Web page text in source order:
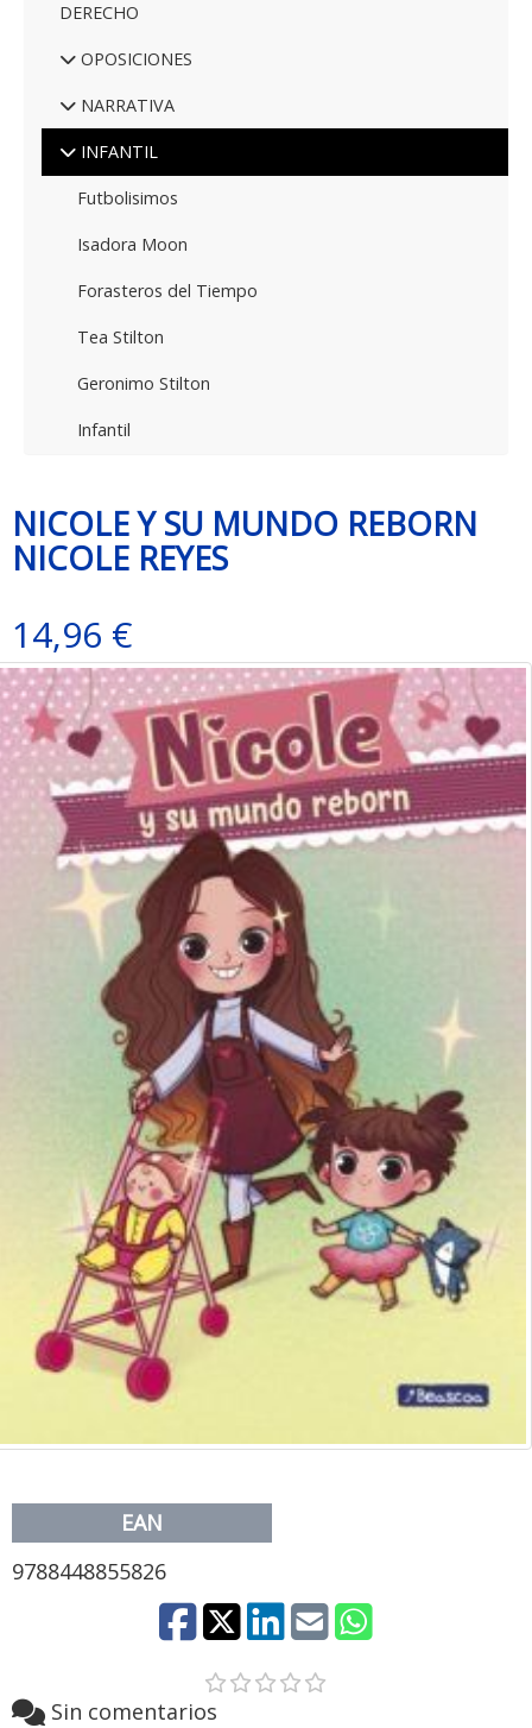
DERECHO
OPOSICIONES
NARRATIVA
INFANTIL
Futbolisimos
Isadora Moon
Forasteros del Tiempo
Tea Stilton
Geronimo Stilton
Infantil
NICOLE Y SU MUNDO REBORN
NICOLE REYES
14,96 €
EAN
9788448855826
Sin comentarios